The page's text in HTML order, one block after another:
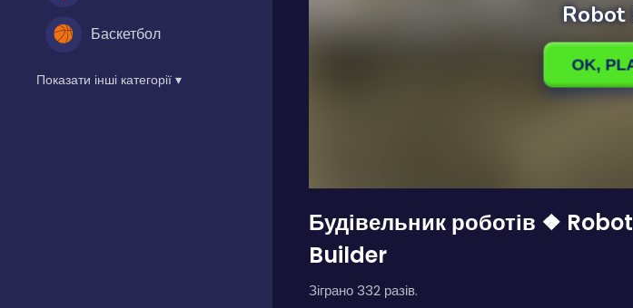
Баскетбол
Показати інші категорії ▾
Будівельник роботів ❖ Robot
Builder
Зіграно 332 разів.